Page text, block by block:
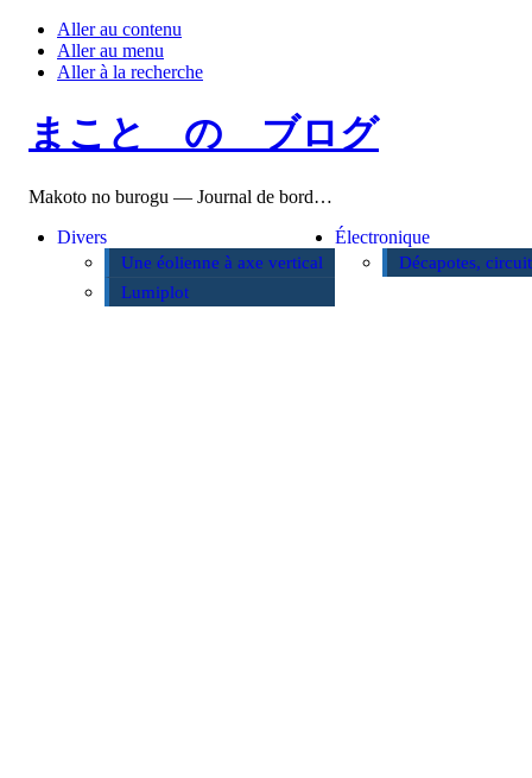
Aller au contenu
Aller au menu
Aller à la recherche
まこと の ブログ
Makoto no burogu — Journal de bord…
Divers
Une éolienne à axe vertical
Lumiplot
Électronique
Décapotes,